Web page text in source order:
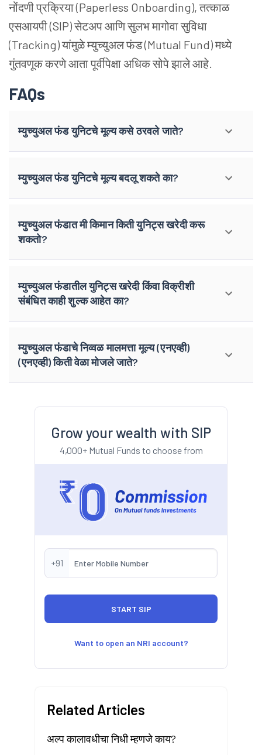
नोंदणी प्रक्रिया (Paperless Onboarding), तत्काळ
एसआयपी (SIP) सेटअप आणि सुलभ मागोवा सुविधा
(Tracking) यांमुळे म्युच्युअल फंड (Mutual Fund) मध्ये
गुंतवणूक करणे आता पूर्वीपेक्षा अधिक सोपे झाले आहे.
FAQs
म्युच्युअल फंड युनिटचे मूल्य कसे ठरवले जाते?
म्युच्युअल फंड युनिटचे मूल्य बदलू शकते का?
म्युच्युअल फंडात मी किमान किती युनिट्स खरेदी करू
शकतो?
म्युच्युअल फंडातील युनिट्स खरेदी किंवा विक्रीशी
संबंधित काही शुल्क आहेत का?
म्युच्युअल फंडाचे निव्वळ मालमत्ता मूल्य (एनएव्ही)
(एनएव्ही) किती वेळा मोजले जाते?
Grow your wealth with SIP
4,000+ Mutual Funds to choose from
+91
Want to open an NRI account?
Related Articles
अल्प कालावधीचा निधी म्हणजे काय?